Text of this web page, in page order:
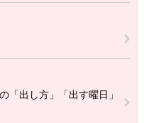
「出し方」「出す曜日」